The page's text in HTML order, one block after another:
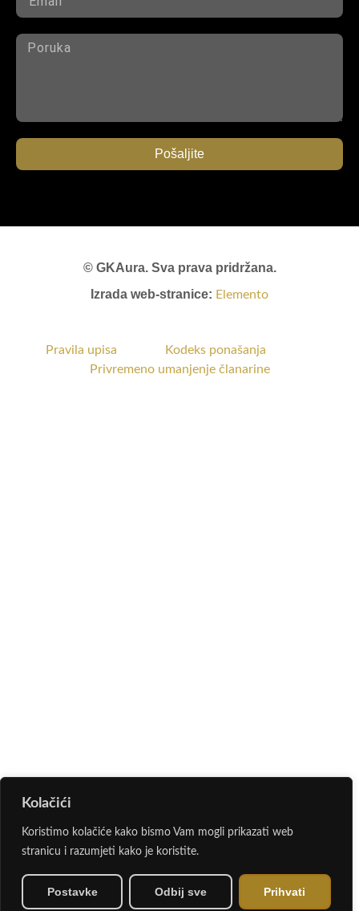
Kolačići
Koristimo kolačiće kako bismo Vam mogli prikazati web
stranicu i razumjeti kako je koristite.
Postavke Odbij sve Prihvati
Pošaljite
© GKAura. Sva prava pridržana.
Izrada web-stranice: Elemento
Pravila upisa
Kodeks ponašanja
Privremeno umanjenje članarine